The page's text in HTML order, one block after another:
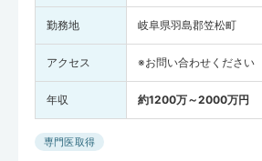
勤務地 岐阜県羽島郡笠松町
アクセス ※お問い合わせください
年収 約1200万～2000万円
専門医取得